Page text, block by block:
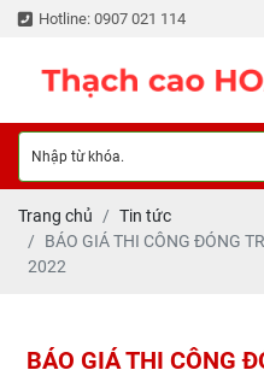
Hotline: 0907 021 114
Trang chủ
Tin tức
BÁO GIÁ THI CÔNG ĐÓNG
2022
BÁO GIÁ THI CÔNG